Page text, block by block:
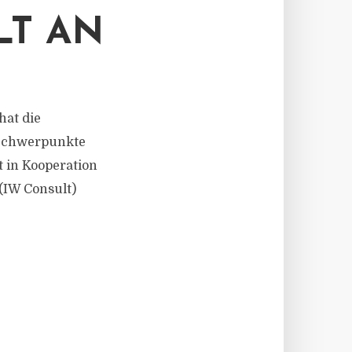
AN
die
in Kooperation
Consult)